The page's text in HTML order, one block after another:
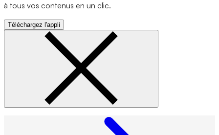
à tous vos contenus en un clic.
Téléchargez l'appli